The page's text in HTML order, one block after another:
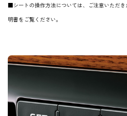
■シートの操作方法については、ご注意いただ
明書をご覧ください。